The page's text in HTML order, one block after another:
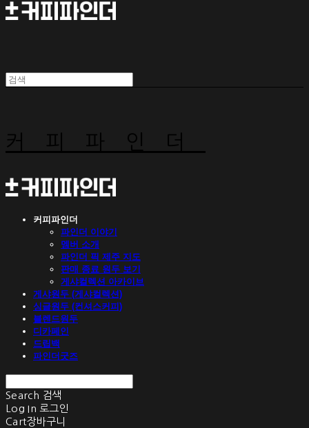
커피파인더
커피파인더
파인더 이야기
멤버 소개
파인더 픽 제주 지도
판매 종료 원두 보기
게샤컬렉션 아카이브
게샤원두 (게샤컬렉션)
싱글원두 (컨셔스커피)
블렌드원두
디카페인
드립백
파인더굿즈
Search 검색
Log In 로그인
Cart장바구니